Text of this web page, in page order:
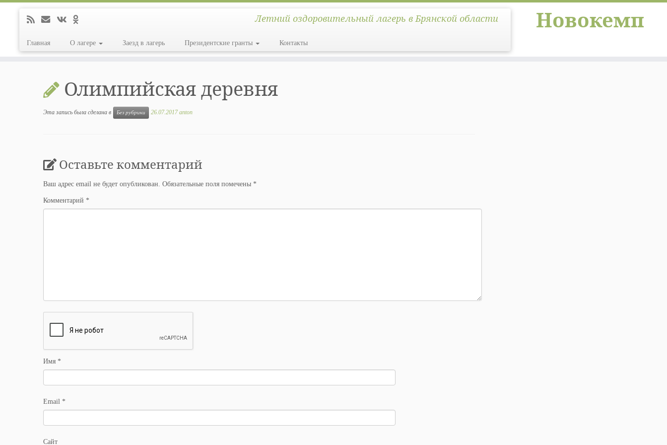
Новокемп
Летний оздоровительный лагерь в Брянской области
Главная О лагере Заезд в лагерь Президентские гранты Контакты
Олимпийская деревня
Эта запись была сделана в Без рубрики 26.07.2017 anton
Оставьте комментарий
Ваш адрес email не будет опубликован. Обязательные поля помечены *
Комментарий *
Имя *
Email *
Сайт